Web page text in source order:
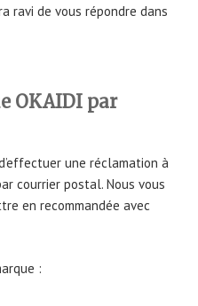
ravi de vous répondre dans
OKAIDI par
une réclamation à
courrier postal. Nous vous
en recommandée avec
: